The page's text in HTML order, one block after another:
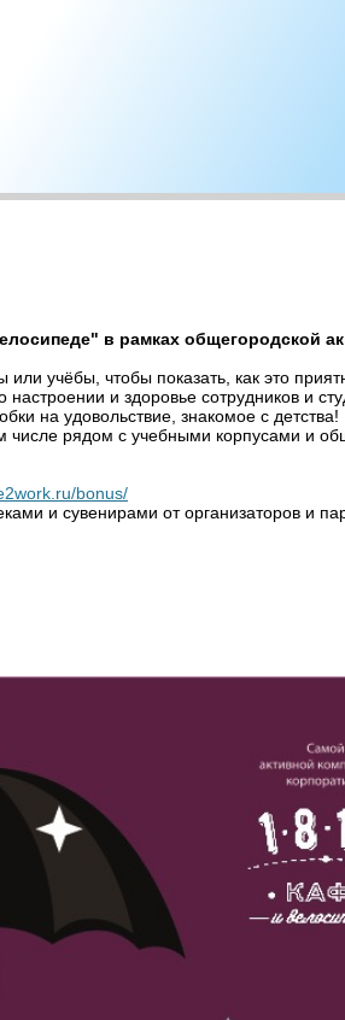
в рамках общегородской
учёбы, чтобы показать, как это
и здоровье сотрудников и
на удовольствие, знакомое с
рядом с учебными корпусами и
bonus/
и сувенирами от организаторов и